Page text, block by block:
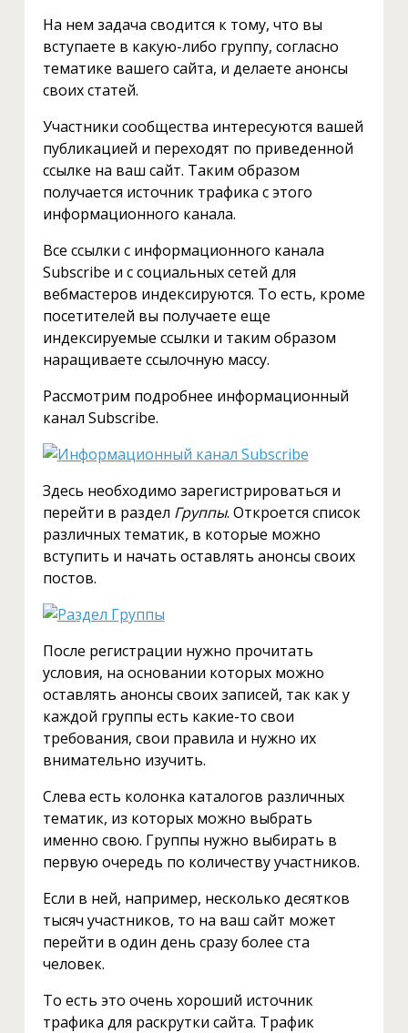
На нем задача сводится к тому, что вы
вступаете в какую-либо группу, согласно
тематике вашего сайта, и делаете анонсы
своих статей.
Участники сообщества интересуются вашей
публикацией и переходят по приведенной
ссылке на ваш сайт. Таким образом
получается источник трафика с этого
информационного канала.
Все ссылки с информационного канала
Subscribe и с социальных сетей для
вебмастеров индексируются. То есть, кроме
посетителей вы получаете еще
индексируемые ссылки и таким образом
наращиваете ссылочную массу.
Рассмотрим подробнее информационный
канал Subscribe.
Здесь необходимо зарегистрироваться и
перейти в раздел Группы. Откроется список
различных тематик, в которые можно
вступить и начать оставлять анонсы своих
постов.
После регистрации нужно прочитать
условия, на основании которых можно
оставлять анонсы своих записей, так как у
каждой группы есть какие-то свои
требования, свои правила и нужно их
внимательно изучить.
Слева есть колонка каталогов различных
тематик, из которых можно выбрать
именно свою. Группы нужно выбирать в
первую очередь по количеству участников.
Если в ней, например, несколько десятков
тысяч участников, то на ваш сайт может
перейти в один день сразу более ста
человек.
То есть это очень хороший источник
трафика для раскрутки сайта. Трафик